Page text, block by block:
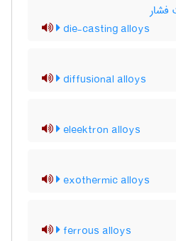
فشار
die-casting alloys
diffusional alloys
eleektron alloys
exothermic alloys
ferrous alloys